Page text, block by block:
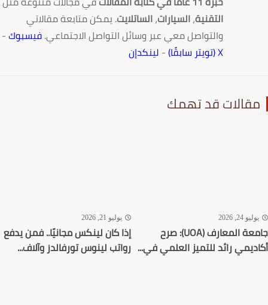
التقنية،السيارات،الساتلايت. يمكن متابعة مقالاتي
والتواصل معي عبر وسائل التواصل الاجتماعي.فيسبوك-
-لينكدإن
قد تهمك
24, 2026
جامعة المعارف (UOA): صرح
رائد للتميز العلمي في...
يوليو 21, 2026
إذا كان لينكس مجانيًا.. فمن يدفع
رواتب لينوس تورفالدز وآلاف...